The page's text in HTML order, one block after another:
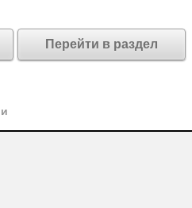
Перейти в раздел